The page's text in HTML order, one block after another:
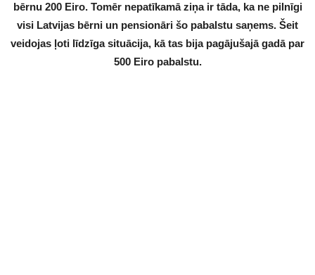
bērnu 200 Eiro. Tomēr nepatīkamā ziņa ir tāda, ka ne pilnīgi
visi Latvijas bērni un pensionāri šo pabalstu saņems. Šeit
veidojas ļoti līdzīga situācija, kā tas bija pagājušajā gadā par
500 Eiro pabalstu.